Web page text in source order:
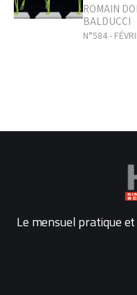
ROMAIN
BALDUCCI
N°584 -
Le mensuel pratique